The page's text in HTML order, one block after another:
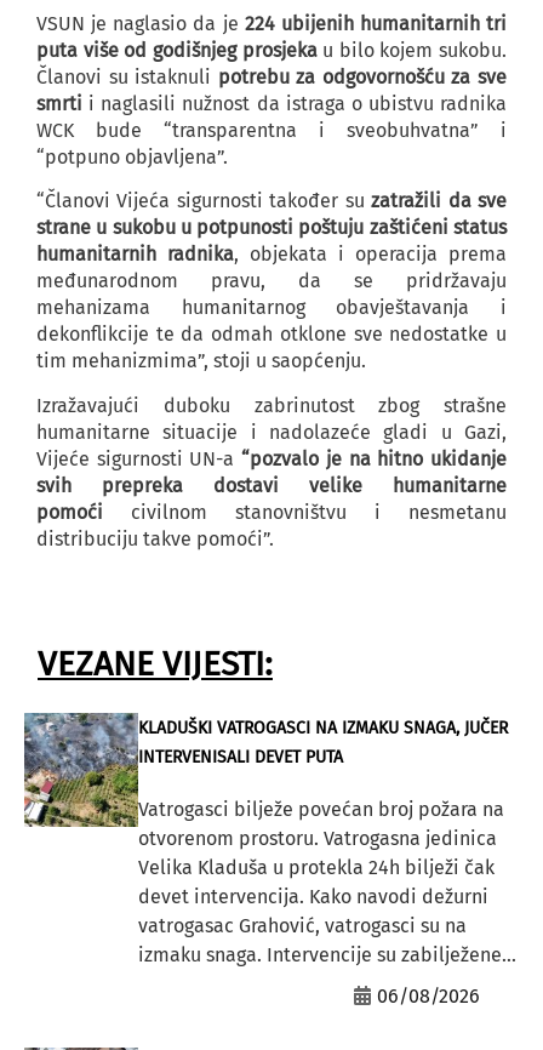
VSUN je naglasio da je 224 ubijenih humanitarnih tri
puta više od godišnjeg prosjekau bilo kojem sukobu.
Članovi su istaknuli potrebu za odgovornošću za sve
smrti i naglasili nužnost da istraga o ubistvu radnika
WCK bude “transparentna i sveobuhvatna” i
“potpuno objavljena”.
“Članovi Vijeća sigurnosti također su zatražili da sve
strane u sukobu u potpunosti poštuju zaštićeni status
humanitarnih radnika, objekata i operacija prema
međunarodnom pravu, da se pridržavaju
mehanizama humanitarnog obavještavanja i
dekonflikcije te da odmah otklone sve nedostatke u
tim mehanizmima”, stoji u saopćenju.
Izražavajući duboku zabrinutost zbog strašne
humanitarne situacije i nadolazeće gladi u Gazi,
Vijeće sigurnosti UN-a“pozvalo je na hitno ukidanje
svih prepreka dostavi velike humanitarne
pomoći civilnom stanovništvu i nesmetanu
distribuciju takve pomoći”.
VEZANE VIJESTI:
KLADUŠKI VATROGASCI NA IZMAKU SNAGA, JUČER
INTERVENISALI DEVET PUTA
Vatrogasci bilježe povećan broj požara na
otvorenom prostoru. Vatrogasna jedinica
Velika Kladuša u protekla 24h bilježi čak
devet intervencija. Kako navodi dežurni
vatrogasac Grahović, vatrogasci su na
izmaku snaga. Intervencije su zabilježene...
06/08/2026